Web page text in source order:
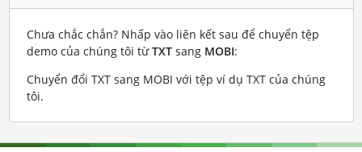
Chưa chắc chắn? Nhấp vào liên kết sau để chuyển tệp
demo của chúng tôi từTXTsang MOBI:
Chuyển đổi TXT sang MOBI với tệp ví dụ TXT của chúng
tôi.